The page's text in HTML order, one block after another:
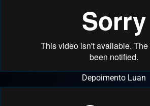
Depoimento Luan